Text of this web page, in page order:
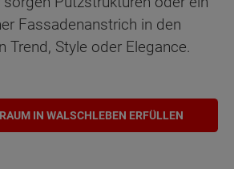
Fassadenanstrich in den
Trend, Style oder Elegance.
IN WALSCHLEBEN ERFÜLLEN